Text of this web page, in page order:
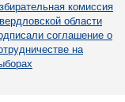
комиссия
области
соглашение о
на